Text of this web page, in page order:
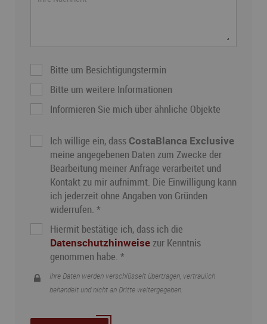
Bitte um Besichtigungstermin
Bitte um weitere Informationen
Informieren Sie mich über ähnliche Objekte
Ich willige ein, dass CostaBlanca Exclusive
meine angegebenen Daten zum Zwecke der
Bearbeitung meiner Anfrage verarbeitet und
Kontakt zu mir aufnimmt. Die Einwilligung kann
ich jederzeit ohne Angaben von Gründen
widerrufen. *
Hiermit bestätige ich, dass ich die
Datenschutzhinweisezur Kenntnis
genommen habe. *
Ihre Daten werden verschlüsselt übertragen, vertraulich
behandelt und nicht an Dritte weitergegeben.